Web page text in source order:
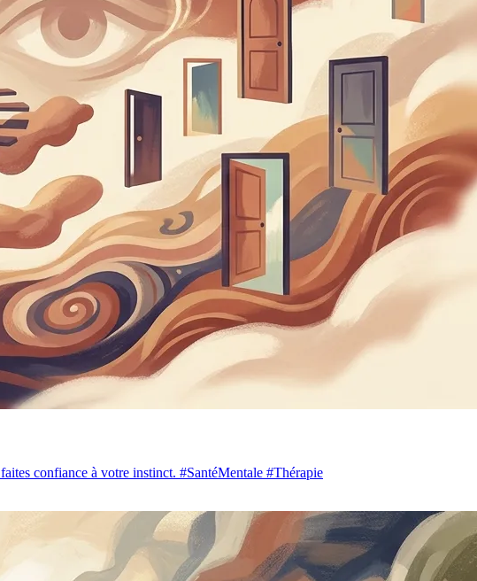
confiance à votre instinct. #SantéMentale #Thérapie